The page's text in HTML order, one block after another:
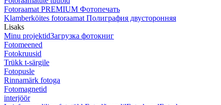
Fotoraamat PREMIUM Фотопечать
Klamberköites fotoraamat Полиграфия двусторонняя
Lisaks
Minu projektidЗагрузка фотокниг
Fotomeened
Fotokruusid
Trükk t-särgile
Fotopusle
Rinnamärk fotoga
Fotomagnetid
interjöör